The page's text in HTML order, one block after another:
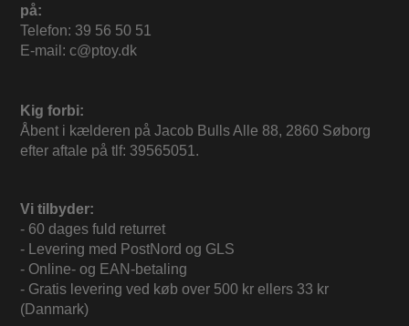
på:
Telefon: 39 56 50 51
E-mail: c@ptoy.dk
Kig forbi:
Åbent i kælderen på Jacob Bulls Alle 88, 2860 Søborg
efter aftale på tlf: 39565051.
Vi tilbyder:
- 60 dages fuld returret
- Levering med PostNord og GLS
- Online- og EAN-betaling
- Gratis levering ved køb over 500 kr ellers 33 kr
(Danmark)